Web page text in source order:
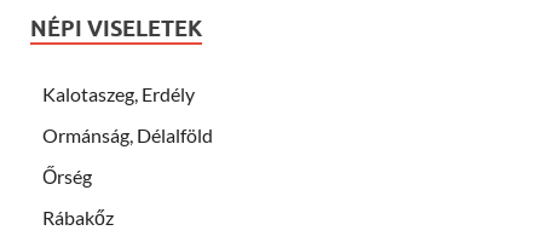
NÉPI VISELETEK
Kalotaszeg, Erdély
Ormánság, Délalföld
Őrség
Rábakőz